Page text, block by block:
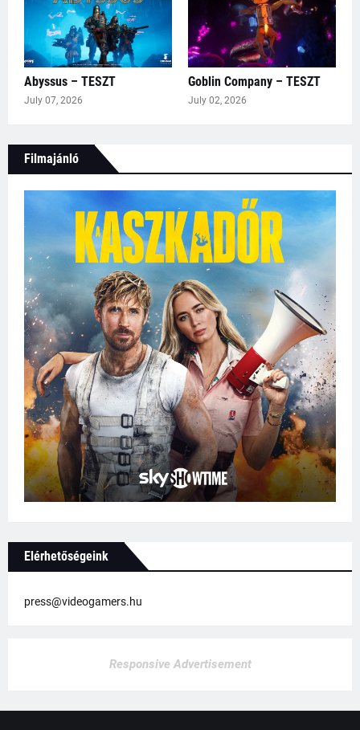
Abyssus – TESZT
July 07, 2026
Goblin Company – TESZT
July 02, 2026
Filmajánló
Elérhetőségeink
press@videogamers.hu
Responsive Advertisement